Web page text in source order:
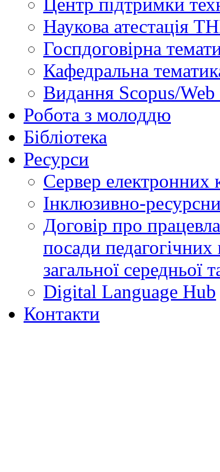
Наукова атестація
Госпдоговірна
Кафедральна
Видання Scopus/
Робота з молоддю
Бібліотека
Ресурси
Сервер
Інклюзивно-
Договір про
посади педагогічних
загальної середньої
Digital Language Hub
Контакти